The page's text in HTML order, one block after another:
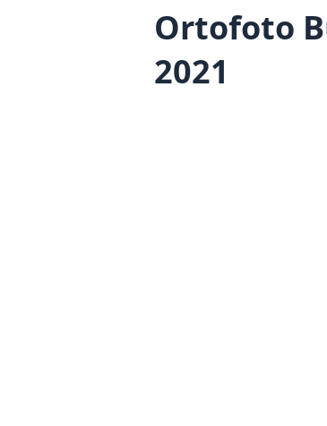
Ortofoto
2021